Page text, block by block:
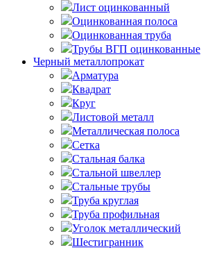
Лист оцинкованный
Оцинкованная полоса
Оцинкованная труба
Трубы ВГП оцинкованные
Черный металлопрокат
Арматура
Квадрат
Круг
Листовой металл
Металлическая полоса
Сетка
Стальная балка
Стальной швеллер
Стальные трубы
Труба круглая
Труба профильная
Уголок металлический
Шестигранник